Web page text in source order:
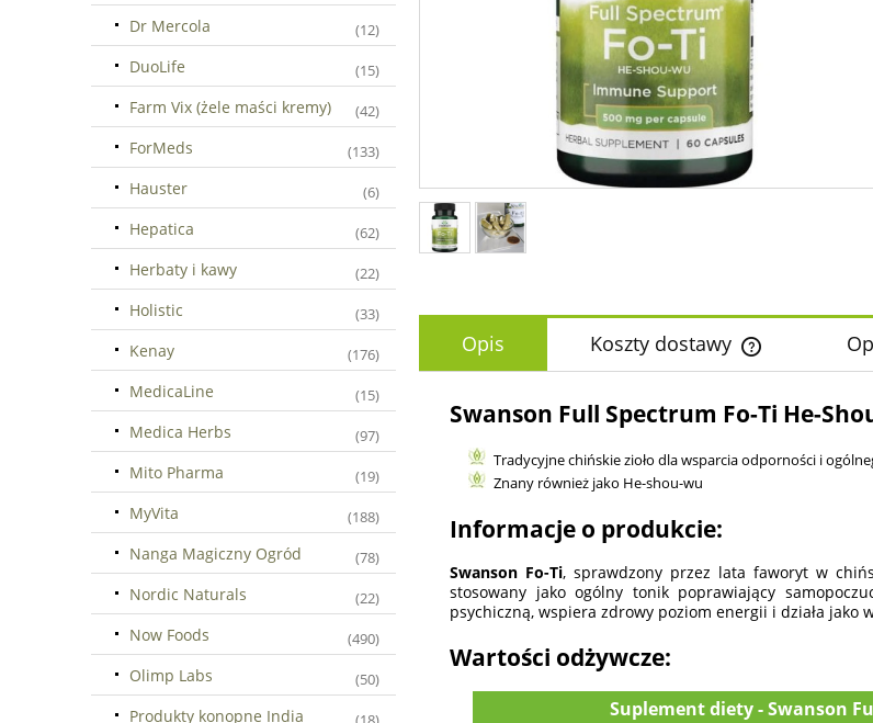
Dr Mercola (12)
DuoLife (15)
Farm Vix (żele maści kremy) (42)
ForMeds (133)
Hauster (6)
Hepatica (62)
Herbaty i kawy (22)
Holistic (33)
Kenay (176)
MedicaLine (15)
Medica Herbs (97)
Mito Pharma (19)
MyVita (188)
Nanga Magiczny Ogród (78)
Nordic Naturals (22)
Now Foods (490)
Olimp Labs (50)
Produkty konopne India
Opis Koszty dostawy
Cena nie
płatności
Swanson Full Spectrum Fo-Ti He-
Tradycyjne chińskie zioło dla wsparcia odporności i
Znany również jako He-shou-wu
Informacje o produkcie:
Swanson Fo-Ti, sprawdzony przez lata faworyt w
stosowany jako ogólny tonik poprawiający
psychiczną, wspiera zdrowy poziom energii i działa jako
Wartości odżywcze:
Suplement diety - Swanson